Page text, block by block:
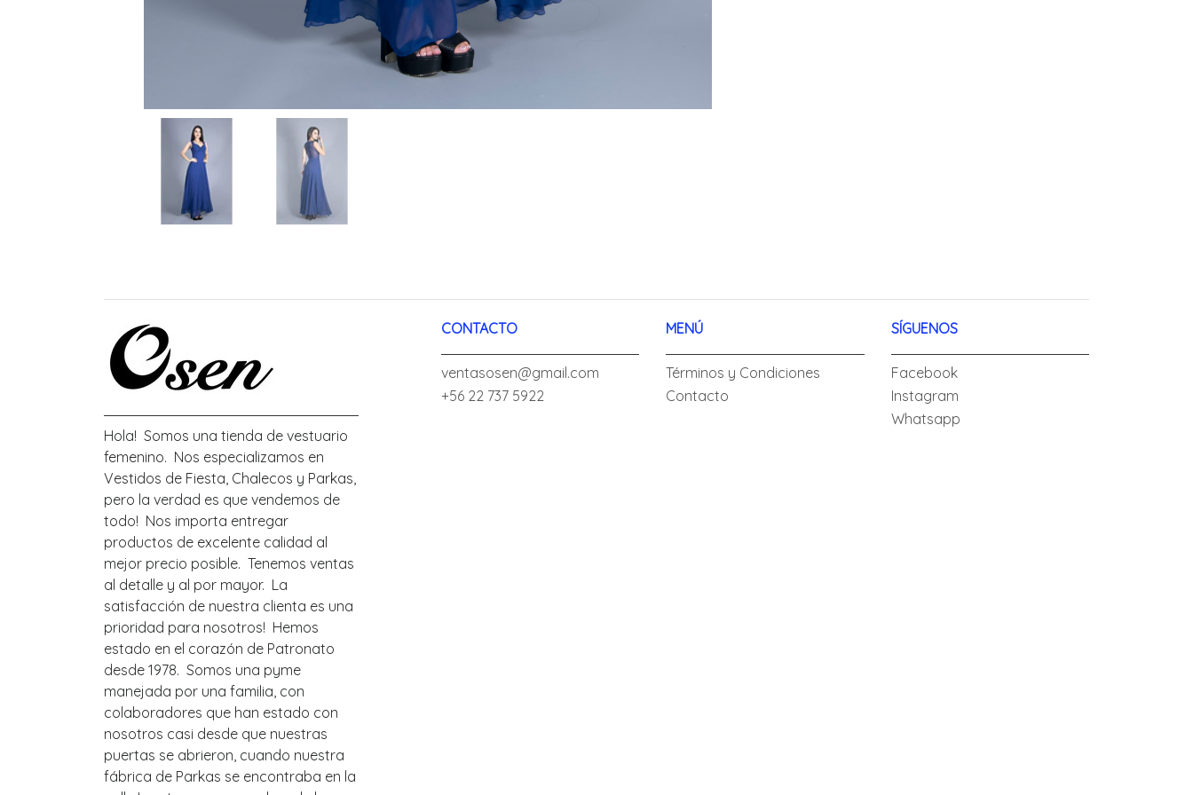
Hola! Somos una tienda de vestuario
femenino. Nos especializamos en
Vestidos de Fiesta, Chalecos y Parkas,
pero la verdad es que vendemos de
todo! Nos importa entregar
productos de excelente calidad al
mejor precio posible. Tenemos ventas
al detalle y al por mayor. La
satisfacción de nuestra clienta es una
prioridad para nosotros! Hemos
estado en el corazón de Patronato
desde 1978. Somos una pyme
manejada por una familia, con
colaboradores que han estado con
nosotros casi desde que nuestras
puertas se abrieron, cuando nuestra
fábrica de Parkas se encontraba en la
CONTACTO
ventasosen@gmail.com
+56 22 737 5922
MENÚ
Términos y Condiciones
Contacto
SÍGUENOS
Facebook
Instagram
Whatsapp